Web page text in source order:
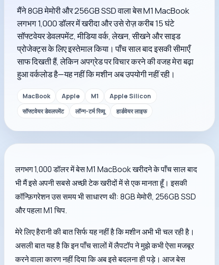
मैंने 8GB मेमोरी और 256GB SSD वाला बेस M1 MacBook
लगभग 1,000 डॉलर में खरीदा और उसे रोज़ करीब 15 घंटे
सॉफ्टवेयर डेवलपमेंट, मीडिया वर्क, लेखन, सीखने और साइड
प्रोजेक्ट्स के लिए इस्तेमाल किया। पाँच साल बाद इसकी सीमाएँ
साफ दिखती हैं, लेकिन अपग्रेड पर विचार करने की वजह मेरा बढ़ा
हुआ वर्कलोड है—यह नहीं कि मशीन अब उपयोगी नहीं रही।
MacBook Apple M1
Apple Silicon
सॉफ्टवेयर डेवलपमेंट
लॉन्ग-टर्म रिव्यू हार्डवेयर लाइफ
लगभग 1,000 डॉलर में बेस M1 MacBook खरीदने के पाँच साल बाद
भी मैं इसे अपनी सबसे अच्छी टेक खरीदों में से एक मानता हूँ। इसकी
कॉन्फ़िगरेशन उस समय भी साधारण थी: 8GB मेमोरी, 256GB SSD
और पहला M1 चिप.
मेरे लिए हैरानी की बात सिर्फ यह नहीं है कि मशीन अभी भी चल रही है।
असली बात यह है कि इन पाँच सालों में लैपटॉप ने मुझे कभी ऐसा मजबूर
करने वाला कारण नहीं दिया कि अब इसे बदलना ही पड़े। आज बेस